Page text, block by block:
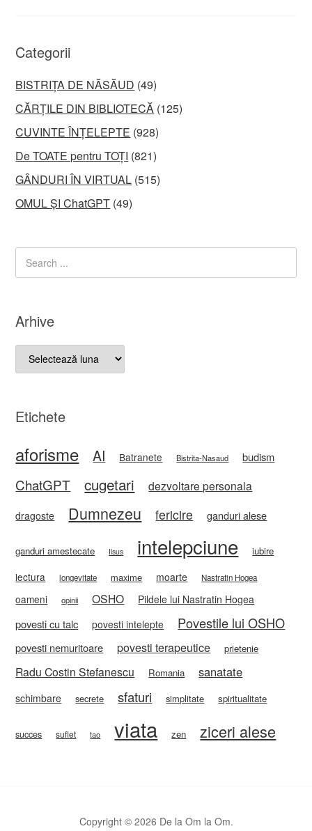
Categorii
BISTRIȚA DE NĂSĂUD (49)
CĂRȚILE DIN BIBLIOTECĂ (125)
CUVINTE ÎNȚELEPTE (928)
De TOATE pentru TOȚI (821)
GÂNDURI ÎN VIRTUAL (515)
OMUL ȘI ChatGPT (49)
Arhive
Arhive
Etichete
aforisme AI Batranete Bistrita-Nasaud budism
ChatGPT cugetari dezvoltare personala
dragoste Dumnezeu fericire ganduri alese
ganduri amestecate Iisus intelepciune iubire
lectura longevitate maxime moarte Nastratin Hogea
oameni opinii OSHO Pildele lui Nastratin Hogea
povesti cu talc povesti intelepte Povestile lui OSHO
povesti nemuritoare povesti terapeutice prietenie
Radu Costin Stefanescu Romania sanatate
schimbare secrete sfaturi simplitate spiritualitate
succes suflet tao viata zen ziceri alese
Copyright © 2026 De la Om la Om.